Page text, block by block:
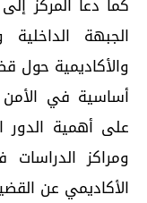
الجبهة الداخلية
والأكاديمية حول
أساسية في الأمن
على أهمية الدور
ومراكز
الأكاديمي عن